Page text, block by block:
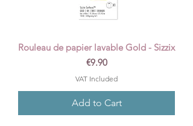
Rouleau de papier lavable Gold - Sizzix
Price
€9.90
VAT Included
Add to Cart